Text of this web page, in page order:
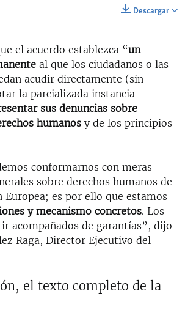
Descargar
el acuerdo establezca “un
al que los ciudadanos o las
acudir directamente (sin
la parcializada instancia
sus denuncias sobre
humanos y de los principios
conformarnos con meras
sobre derechos humanos de
Europea; es por ello que estamos
y mecanismo concretos. Los
acompañados de garantías”, dijo
Raga, Director Ejecutivo del
el texto completo de la